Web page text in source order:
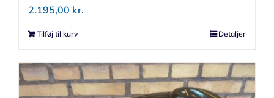
2.195,00 kr.
Tilføj til kurv Detaljer